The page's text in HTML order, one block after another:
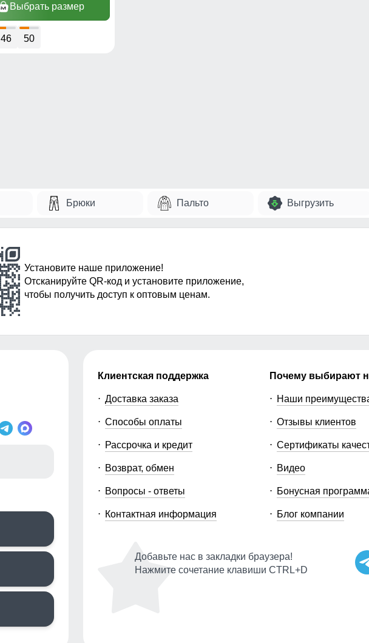
Выбрать размер
46 50
Брюки Пальто Выгрузить
Установите наше приложение!
Отсканируйте QR-код и установите приложение,
чтобы получить доступ к оптовым ценам.
Клиентская поддержка
Доставка заказа
Способы оплаты
Рассрочка и кредит
Возврат, обмен
Вопросы - ответы
Контактная информация
Почему выбирают
Наши
Отзывы клиентов
Сертификаты
Видео
Бонусная
Блог компании
Добавьте нас в закладки браузера!
Нажмите сочетание клавиши CTRL+D